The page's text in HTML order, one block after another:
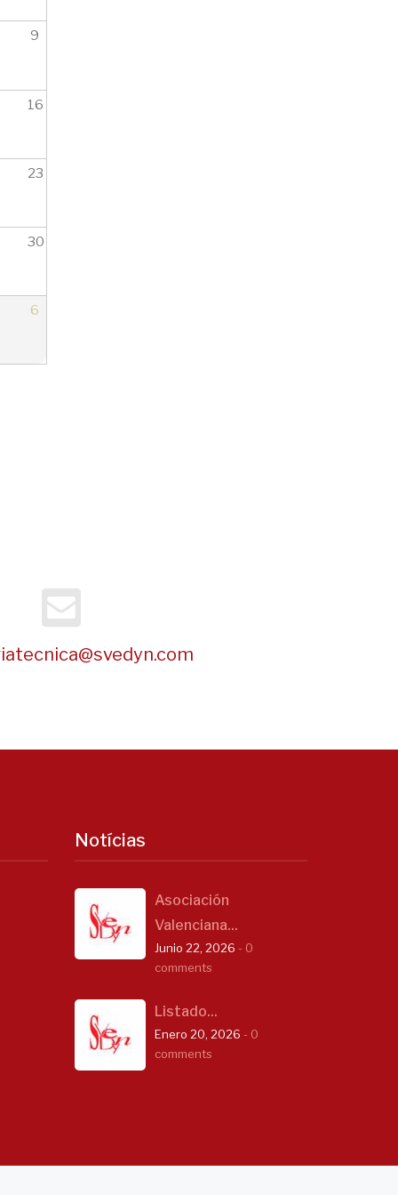
9
16
23
30
6
Notícias
Asociación
Valenciana...
Junio 22, 2026 - 0
comments
Listado...
Enero 20, 2026 - 0
comments